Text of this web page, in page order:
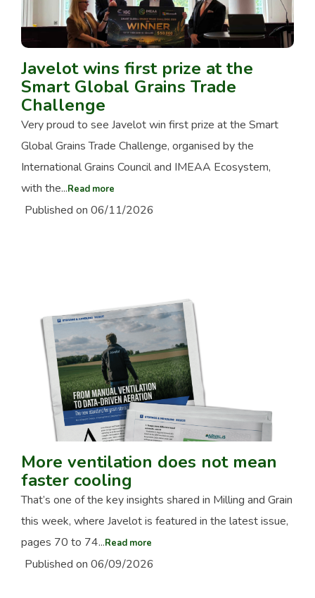
Javelot wins first prize at the
Smart Global Grains Trade
Challenge
Very proud to see Javelot win first prize at the Smart
Global Grains Trade Challenge, organised by the
International Grains Council and IMEAA Ecosystem,
with the...Read more
Published on 06/11/2026
More ventilation does not mean
faster cooling
That’s one of the key insights shared in Milling and Grain
this week, where Javelot is featured in the latest issue,
pages 70 to 74...Read more
Published on 06/09/2026